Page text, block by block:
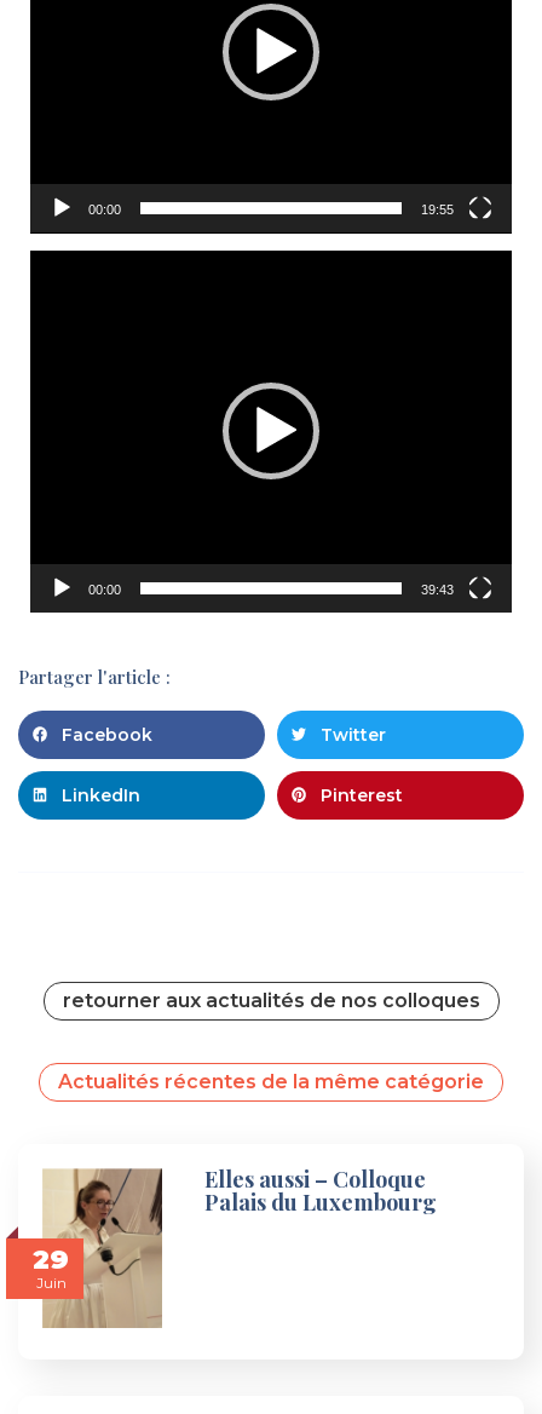
00:00 19:55
00:00 39:43
Partager l'article :
Facebook Twitter
LinkedIn Pinterest
retourner aux actualités de nos colloques
Actualités récentes de la même catégorie
29
Juin
Elles aussi – Colloque
Palais du Luxembourg